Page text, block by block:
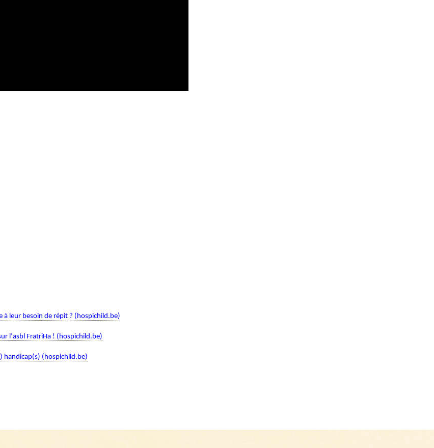
à leur besoin de répit ? (hospichild.be)
l’asbl FratriHa ! (hospichild.be)
handicap(s) (hospichild.be)